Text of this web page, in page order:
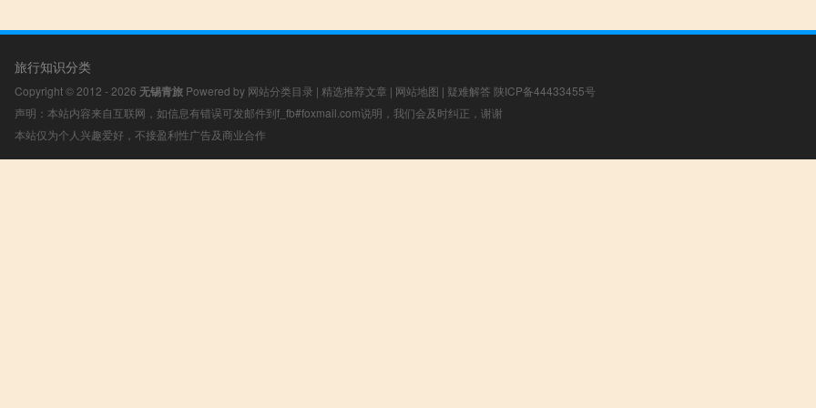
旅行知识分类
Copyright © 2012 - 2026 无锡青旅 Powered by 网站分类目录 | 精选推荐文章 | 网站地图 | 疑难解答 陕ICP备44433455号
声明：本站内容来自互联网，如信息有错误可发邮件到f_fb#foxmail.com说明，我们会及时纠正，谢谢
本站仅为个人兴趣爱好，不接盈利性广告及商业合作